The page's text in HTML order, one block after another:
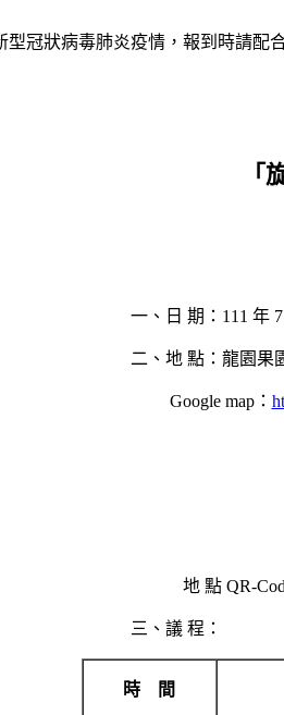
病毒肺炎疫情，報到時請配合
「
111 年 7 月 13 日 (
龍園果園(336 桃園市
map：
QR-Code
議 程：
時 間